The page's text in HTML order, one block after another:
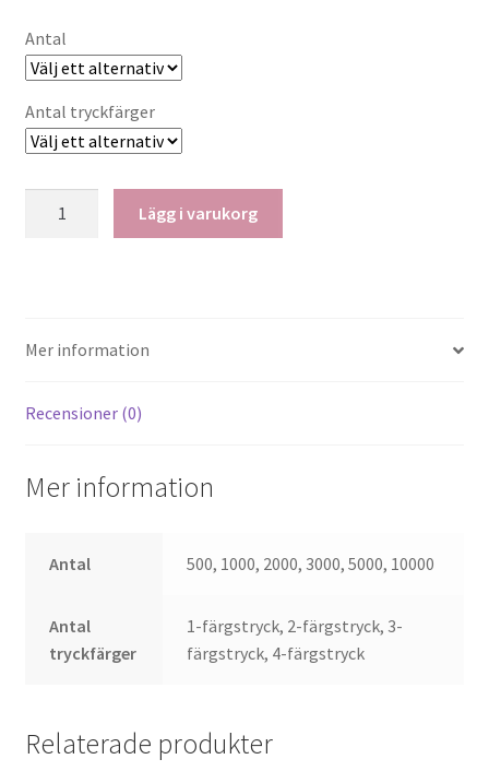
Antal
Antal tryckfärger
Lägg i varukorg
Mer information
Recensioner (0)
Mer information
Antal 500, 1000, 2000, 3000, 5000, 10000
Antal
tryckfärger
1-färgstryck, 2-färgstryck, 3-
färgstryck, 4-färgstryck
Relaterade produkter